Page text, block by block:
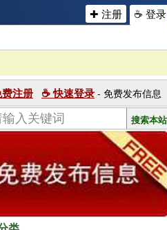
☕ 登录
✚ 注册
注册 ☕ 快速登录 - 免费发布信息